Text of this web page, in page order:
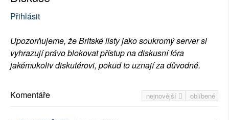
Přihlásit
Upozorňujeme, že Britské listy jako soukromý server si
vyhrazují právo blokovat přístup na diskusní fóra
jakémukoliv diskutérovi, pokud to uznají za důvodné.
nejnovější oblíbené
Komentáře